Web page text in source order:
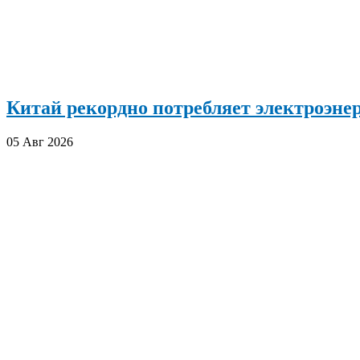
Китай рекордно потребляет
05 Авг 2026